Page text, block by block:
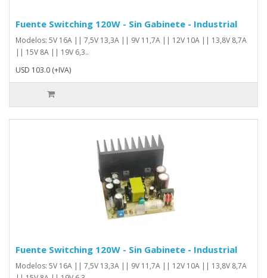
Fuente Switching 120W - Sin Gabinete - Industrial
Modelos: 5V 16A || 7,5V 13,3A || 9V 11,7A || 12V 10A || 13,8V 8,7A
|| 15V 8A || 19V 6,3..
USD 103.0 (+IVA)
Fuente Switching 120W - Sin Gabinete - Industrial
Modelos: 5V 16A || 7,5V 13,3A || 9V 11,7A || 12V 10A || 13,8V 8,7A